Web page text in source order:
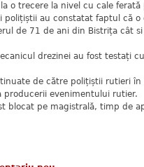
o trecere la nivel cu cale ferată
polițiștii au constatat faptul că
de 71 de ani din Bistrița cât
drezinei au fost testați
de către polițiștii rutieri
producerii evenimentului rutier.
blocat pe magistrală, timp de